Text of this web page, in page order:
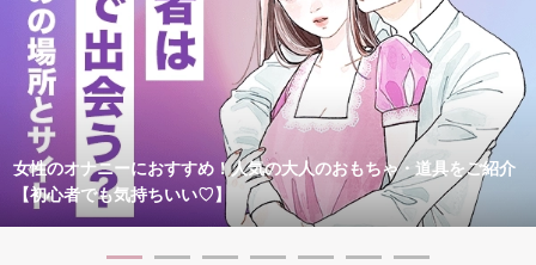
女性のオナニーにおすすめ！人気の大人のおもちゃ・道具をご紹介
【初心者でも気持ちいい♡】